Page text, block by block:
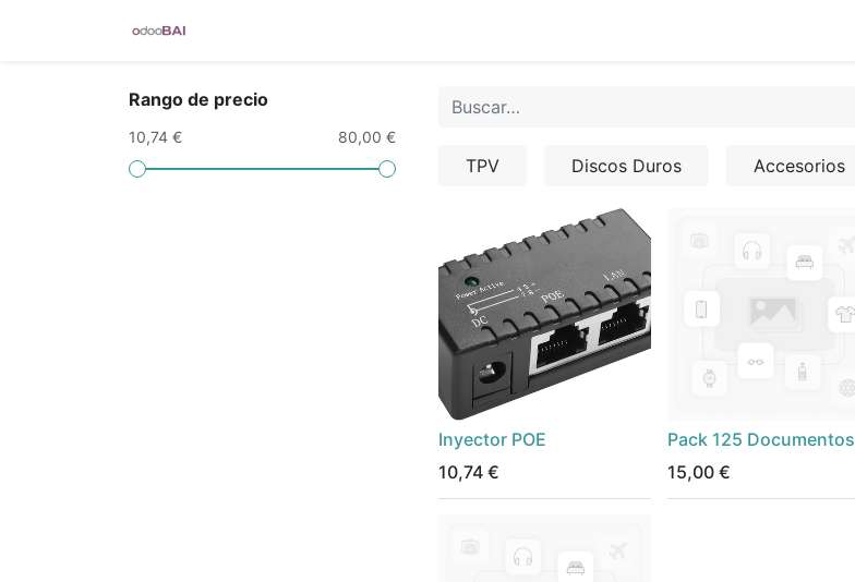
Rango de precio
10,74 € 80,00 €
TPV Discos Duros Accesorios
Inyector POE
10,74 €
Pack 125 Documentos
15,00 €